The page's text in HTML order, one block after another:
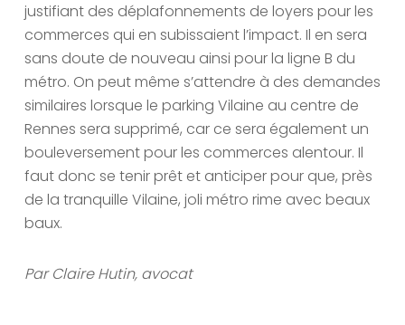
justifiant des déplafonnements de loyers pour les
commerces qui en subissaient l’impact. Il en sera
sans doute de nouveau ainsi pour la ligne B du
métro. On peut même s’attendre à des demandes
similaires lorsque le parking Vilaine au centre de
Rennes sera supprimé, car ce sera également un
bouleversement pour les commerces alentour. Il
faut donc se tenir prêt et anticiper pour que, près
de la tranquille Vilaine, joli métro rime avec beaux
baux.
Par Claire Hutin, avocat